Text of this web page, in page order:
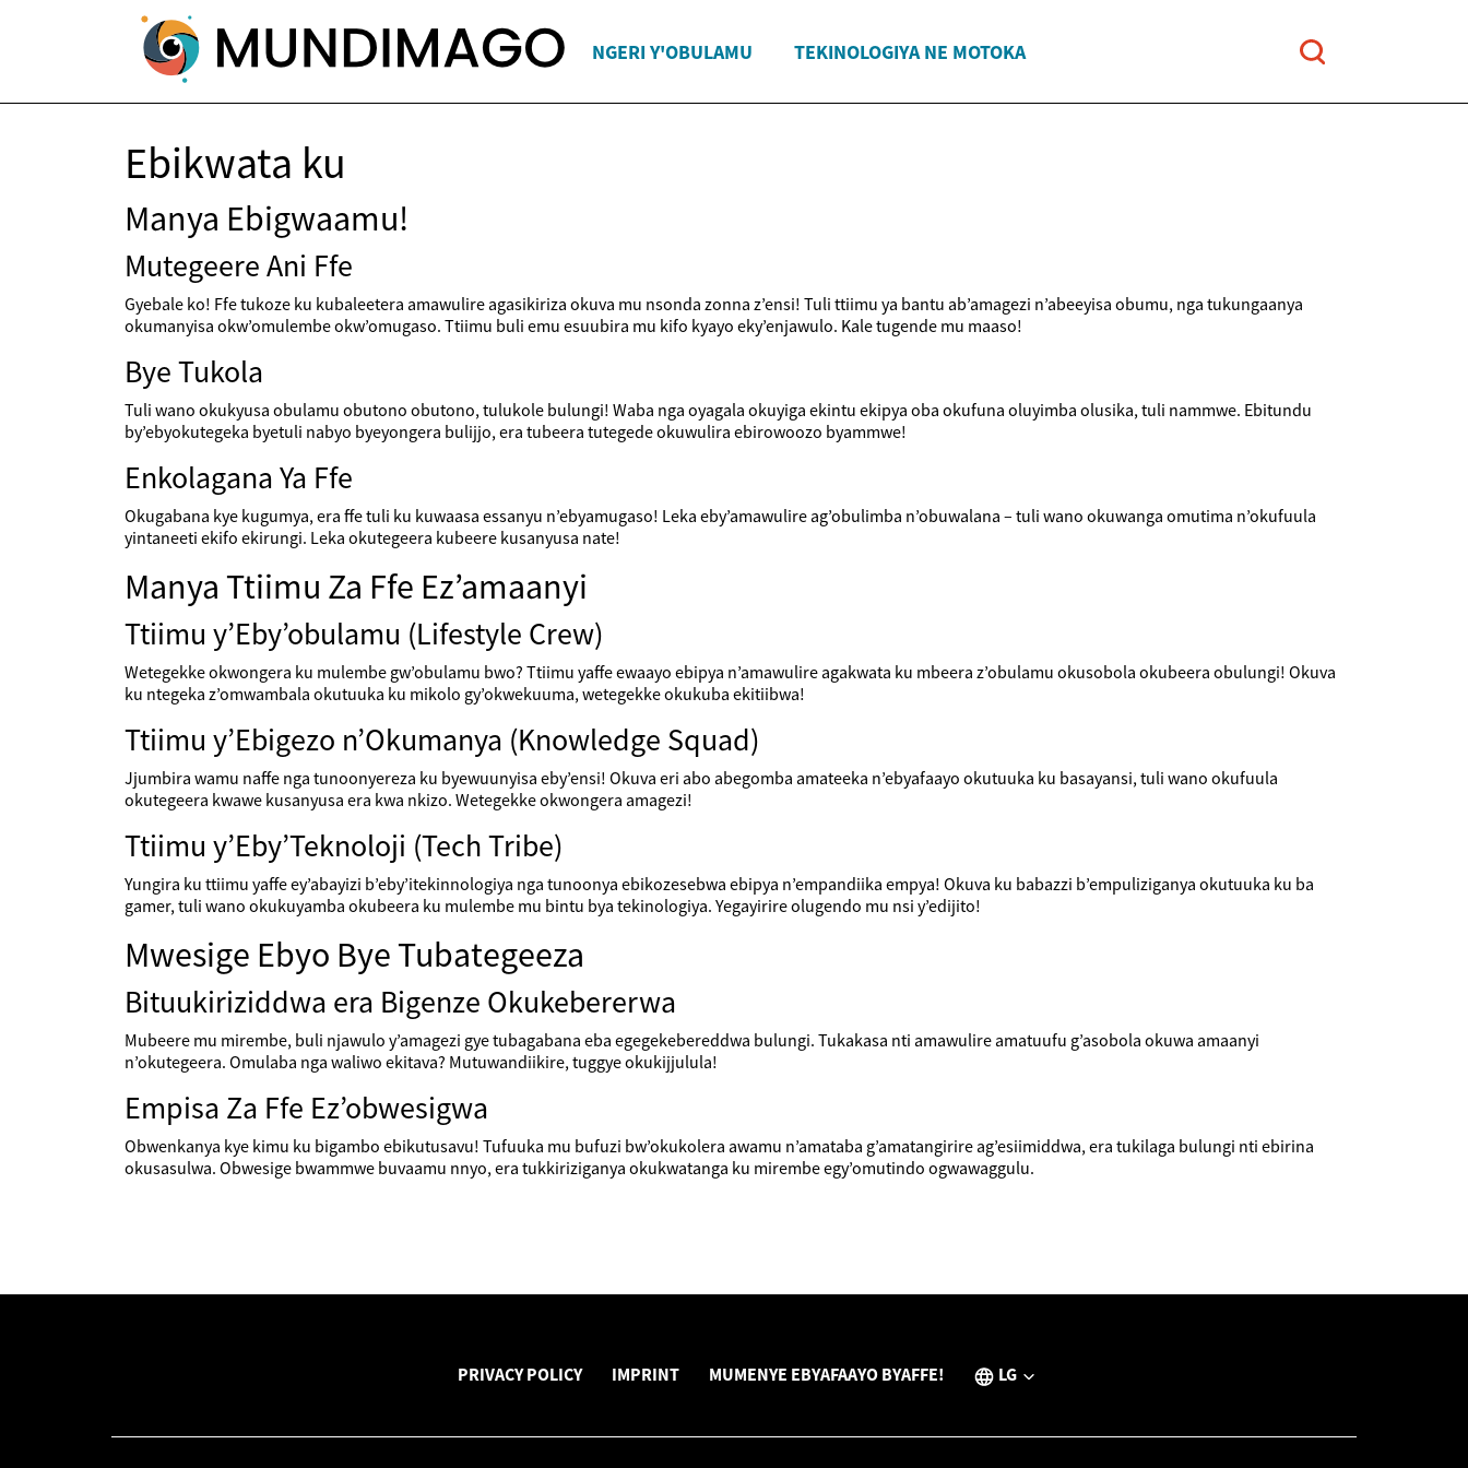
NGERI Y'OBULAMU TEKINOLOGIYA NE MOTOKA
Ebikwata ku
Manya Ebigwaamu!
Mutegeere Ani Ffe
Gyebale ko! Ffe tukoze ku kubaleetera amawulire agasikiriza okuva mu nsonda zonna z’ensi! Tuli ttiimu ya bantu ab’amagezi n’abeeyisa obumu, nga tukungaanya
okumanyisa okw’omulembe okw’omugaso. Ttiimu buli emu esuubira mu kifo kyayo eky’enjawulo. Kale tugende mu maaso!
Bye Tukola
Tuli wano okukyusa obulamu obutono obutono, tulukole bulungi! Waba nga oyagala okuyiga ekintu ekipya oba okufuna oluyimba olusika, tuli nammwe. Ebitundu
by’ebyokutegeka byetuli nabyo byeyongera bulijjo, era tubeera tutegede okuwulira ebirowoozo byammwe!
Enkolagana Ya Ffe
Okugabana kye kugumya, era ffe tuli ku kuwaasa essanyu n’ebyamugaso! Leka eby’amawulire ag’obulimba n’obuwalana – tuli wano okuwanga omutima n’okufuula
yintaneeti ekifo ekirungi. Leka okutegeera kubeere kusanyusa nate!
Manya Ttiimu Za Ffe Ez’amaanyi
Ttiimu y’Eby’obulamu (Lifestyle Crew)
Wetegekke okwongera ku mulembe gw’obulamu bwo? Ttiimu yaffe ewaayo ebipya n’amawulire agakwata ku mbeera z’obulamu okusobola okubeera obulungi! Okuva
ku ntegeka z’omwambala okutuuka ku mikolo gy’okwekuuma, wetegekke okukuba ekitiibwa!
Ttiimu y’Ebigezo n’Okumanya (Knowledge Squad)
Jjumbira wamu naffe nga tunoonyereza ku byewuunyisa eby’ensi! Okuva eri abo abegomba amateeka n’ebyafaayo okutuuka ku basayansi, tuli wano okufuula
okutegeera kwawe kusanyusa era kwa nkizo. Wetegekke okwongera amagezi!
Ttiimu y’Eby’Teknoloji (Tech Tribe)
Yungira ku ttiimu yaffe ey’abayizi b’eby’itekinnologiya nga tunoonya ebikozesebwa ebipya n’empandiika empya! Okuva ku babazzi b’empuliziganya okutuuka ku ba
gamer, tuli wano okukuyamba okubeera ku mulembe mu bintu bya tekinologiya. Yegayirire olugendo mu nsi y’edijito!
Mwesige Ebyo Bye Tubategeeza
Bituukiriziddwa era Bigenze Okukebererwa
Mubeere mu mirembe, buli njawulo y’amagezi gye tubagabana eba egegekebereddwa bulungi. Tukakasa nti amawulire amatuufu g’asobola okuwa amaanyi
n’okutegeera. Omulaba nga waliwo ekitava? Mutuwandiikire, tuggye okukijjulula!
Empisa Za Ffe Ez’obwesigwa
Obwenkanya kye kimu ku bigambo ebikutusavu! Tufuuka mu bufuzi bw’okukolera awamu n’amataba g’amatangirire ag’esiimiddwa, era tukilaga bulungi nti ebirina
okusasulwa. Obwesige bwammwe buvaamu nnyo, era tukkiriziganya okukwatanga ku mirembe egy’omutindo ogwawaggulu.
PRIVACY POLICY IMPRINT MUMENYE EBYAFAAYO BYAFFE! LG